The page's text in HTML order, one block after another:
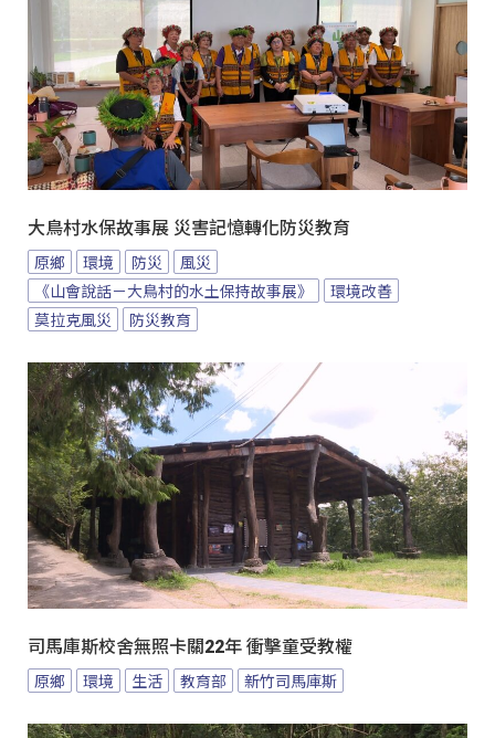
大鳥村水保故事展 災害記憶轉化防災教育
原鄉 環境 防災
風災
《山會說話－大鳥村的水土保持故事展》
環境改善
莫拉克風災
防災教育
司馬庫斯校舍無照卡關22年 衝擊童受教權
原鄉 環境 生活 教育部 新竹司馬庫斯